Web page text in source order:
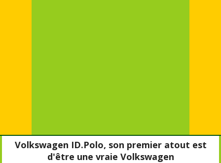
Volkswagen ID.Polo, son premier atout est
d'être une vraie Volkswagen